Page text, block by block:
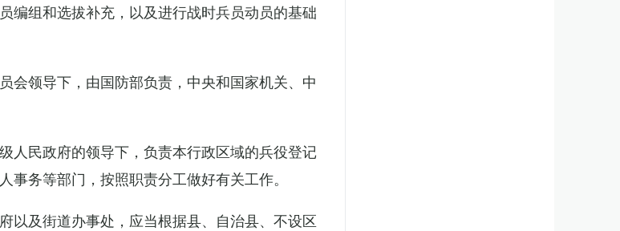
编组和选拔补充，以及进行战时兵员动员的基础
会领导下，由国防部负责，中央和国家机关、中
人民政府的领导下，负责本行政区域的兵役登记
务等部门，按照职责分工做好有关工作。
以及街道办事处，应当根据县、自治县、不设区